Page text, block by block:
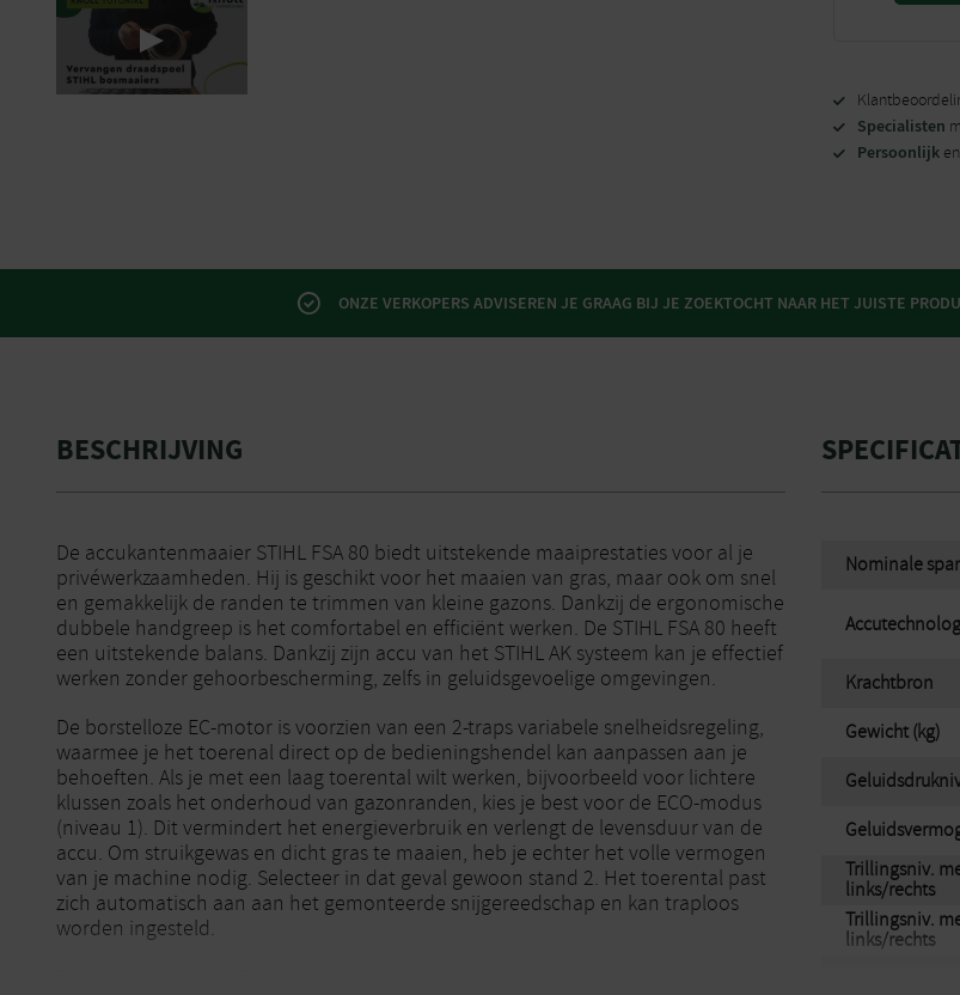
Specialisten
Persoonlijk en
ONZE VERKOPERS ADVISEREN JE GRAAG BIJ JE ZOEKTOCHT NAAR HET JUISTE
BESCHRIJVING
De accukantenmaaier STIHL FSA 80 biedt uitstekende maaiprestaties voor al je
privéwerkzaamheden. Hij is geschikt voor het maaien van gras, maar ook om snel
en gemakkelijk de randen te trimmen van kleine gazons. Dankzij de ergonomische
dubbele handgreep is het comfortabel en efficiënt werken. De STIHL FSA 80 heeft
een uitstekende balans. Dankzij zijn accu van het STIHL AK systeem kan je effectief
werken zonder gehoorbescherming, zelfs in geluidsgevoelige omgevingen.
De borstelloze EC-motor is voorzien van een 2-traps variabele snelheidsregeling,
waarmee je het toerenal direct op de bedieningshendel kan aanpassen aan je
behoeften. Als je met een laag toerental wilt werken, bijvoorbeeld voor lichtere
klussen zoals het onderhoud van gazonranden, kies je best voor de ECO-modus
(niveau 1). Dit vermindert het energieverbruik en verlengt de levensduur van de
accu. Om struikgewas en dicht gras te maaien, heb je echter het volle vermogen
van je machine nodig. Selecteer in dat geval gewoon stand 2. Het toerental past
zich automatisch aan aan het gemonteerde snijgereedschap en kan traploos
worden ingesteld.
Nominale
Krachtbron
Gewicht (kg)
Trillingsniv.
links/rechts
Trillingsniv.
links/rechts